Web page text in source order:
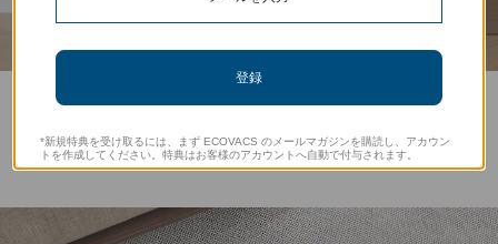
強力な吸引力とハンズフリー機能で、あらゆる清掃ニーズに
登録
*新規特典を受け取るには、まず ECOVACS のメールマガジンを購読し、アカウン
トを作成してください。特典はお客様のアカウントへ自動で付与されます。